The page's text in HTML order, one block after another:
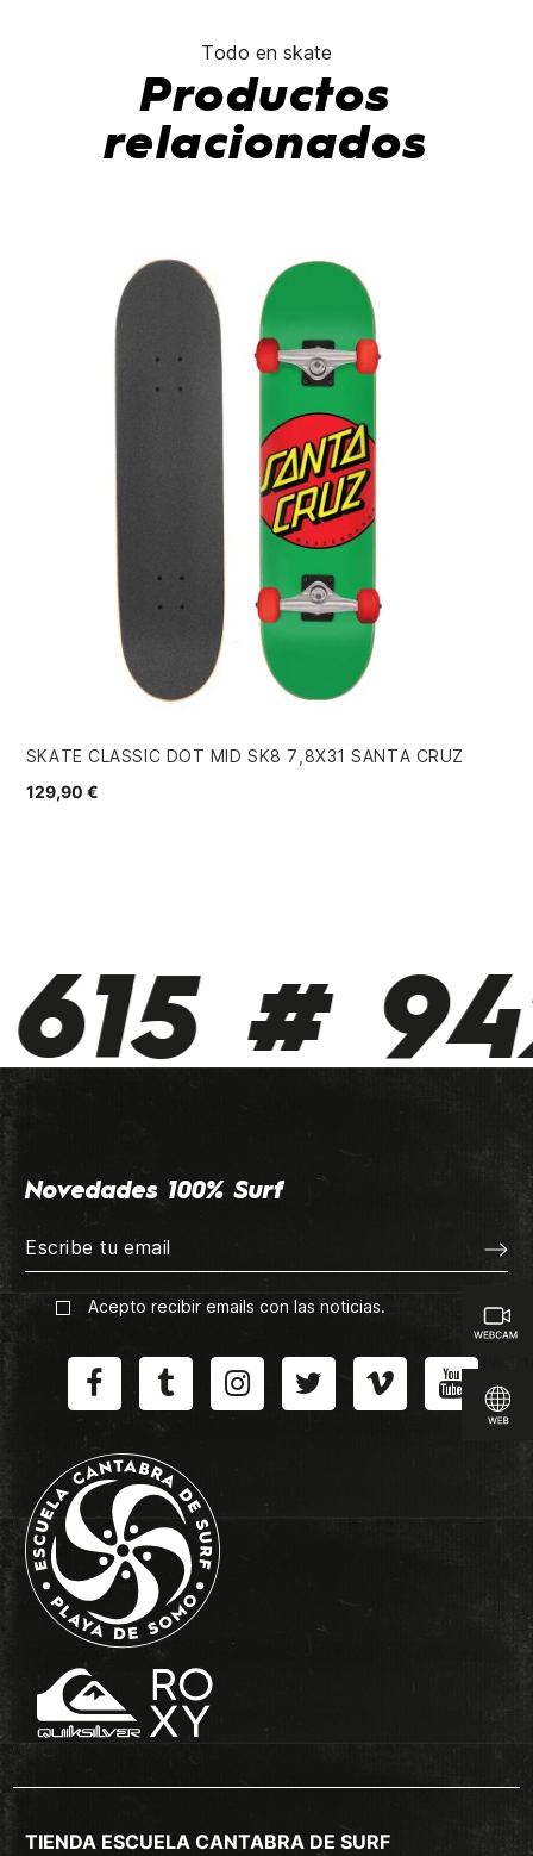
Todo en skate
Productos
relacionados
SKATE CLASSIC DOT MID SK8 7,8X31 SANTA CRUZ
129,90 €
#
Novedades 100% Surf
Acepto recibir emails con las noticias.
TIENDA ESCUELA CANTABRA DE SURF